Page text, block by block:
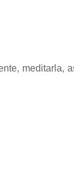
meditarla,